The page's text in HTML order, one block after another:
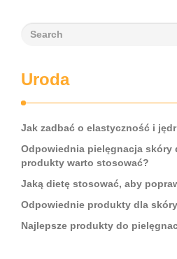
Uroda
Jak zadbać o elastyczność i
Odpowiednia pielęgnacja skóry
produkty warto stosować?
Jaką dietę stosować, aby
Odpowiednie produkty dla
Najlepsze produkty do